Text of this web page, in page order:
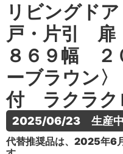
リビングド
戸・片引
８６９幅 ２
ーブラウン
付 ラクラク
2025/06/23　生産
代替推奨品は、2025年6